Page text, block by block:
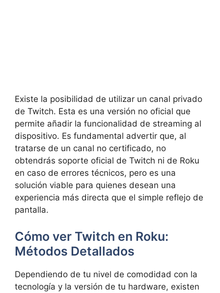
Existe la posibilidad de utilizar un canal privado
de Twitch. Esta es una versión no oficial que
permite añadir la funcionalidad de streaming al
dispositivo. Es fundamental advertir que, al
tratarse de un canal no certificado, no
obtendrás soporte oficial de Twitch ni de Roku
en caso de errores técnicos, pero es una
solución viable para quienes desean una
experiencia más directa que el simple reflejo de
pantalla.
Cómo ver Twitch en Roku:
Métodos Detallados
Dependiendo de tu nivel de comodidad con la
tecnología y la versión de tu hardware, existen